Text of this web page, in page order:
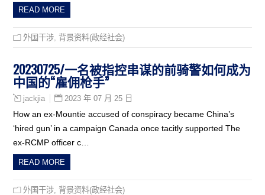
READ MORE
外国干涉 背景资料(政经社会)
20230725/一名被指控串谋的前骑警如何成为
中国的“雇佣枪手”
jackjia 2023 年 07 月 25 日
How an ex-Mountie accused of conspiracy became China’s
‘hired gun’ in a campaign Canada once tacitly supported The
ex-RCMP officer c…
READ MORE
外国干涉 背景资料(政经社会)